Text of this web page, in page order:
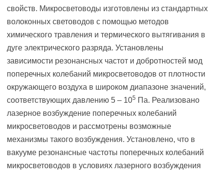
свойств. Микросветоводы изготовлены из стандартных
волоконных световодов с помощью методов
химического травления и термического вытягивания в
дуге электрического разряда. Установлены
зависимости резонансных частот и добротностей мод
поперечных колебаний микросветоводов от плотности
окружающего воздуха в широком диапазоне значений,
соответствующих давлению 5 – 105 Па. Реализовано
лазерное возбуждение поперечных колебаний
микросветоводов и рассмотрены возможные
механизмы такого возбуждения. Установлено, что в
вакууме резонансные частоты поперечных колебаний
микросветоводов в условиях лазерного возбуждения